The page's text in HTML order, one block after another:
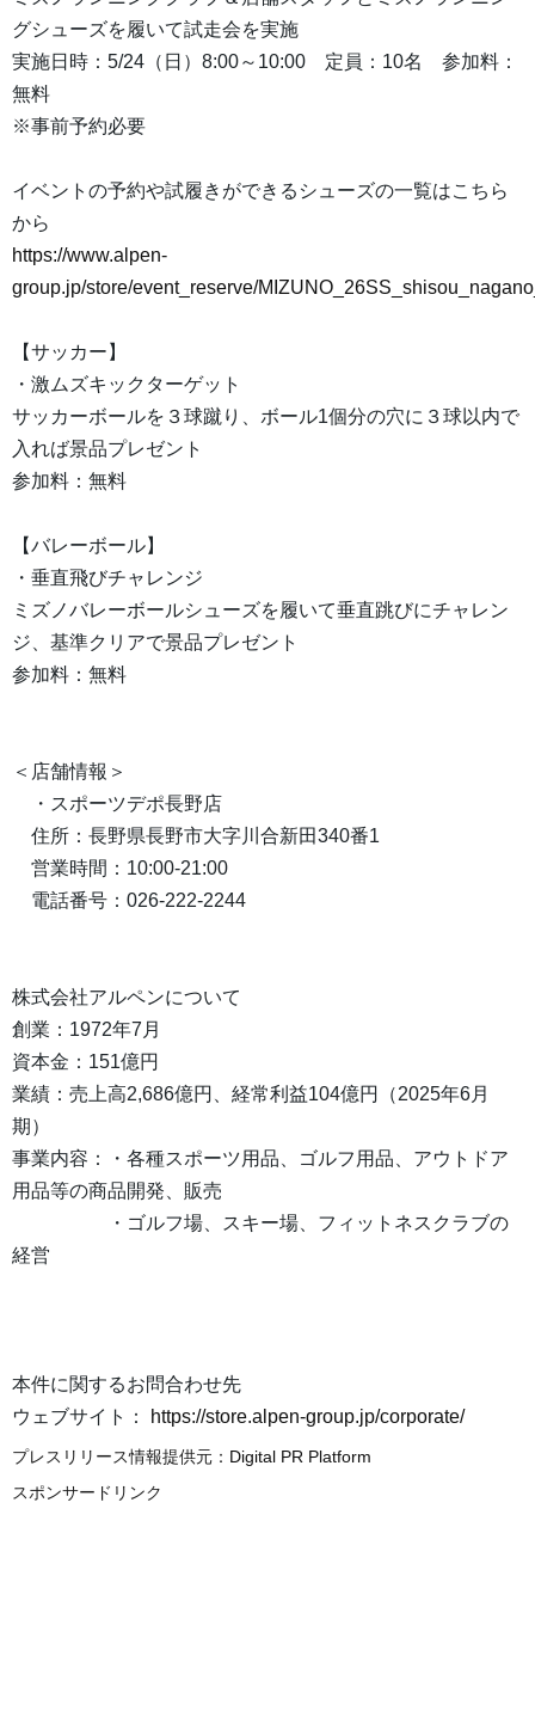
グシューズを履いて試走会を実施
実施日時：5/24（日）8:00～10:00 定員：10名 参加料：
無料
※事前予約必要
イベントの予約や試履きができるシューズの一覧はこちら
から
https://www.alpen-
group.jp/store/event_reserve/
【サッカー】
・激ムズキックターゲット
サッカーボールを３球蹴り、ボール1個分の穴に３球以内で
入れば景品プレゼント
参加料：無料
【バレーボール】
・垂直飛びチャレンジ
ミズノバレーボールシューズを履いて垂直跳びにチャレン
ジ、基準クリアで景品プレゼント
参加料：無料
＜店舗情報＞
・スポーツデポ長野店
住所：長野県長野市大字川合新田340番1
営業時間：10:00-21:00
電話番号：026-222-2244
株式会社アルペンについて
創業：1972年7月
資本金：151億円
業績：売上高2,686億円、経常利益104億円（2025年6月
期）
事業内容：・各種スポーツ用品、ゴルフ用品、アウトドア
用品等の商品開発、販売
・ゴルフ場、スキー場、フィットネスクラブの
経営
本件に関するお問合わせ先
ウェブサイト：
https://store.alpen-group.jp/corporate/
プレスリリース情報提供元： Digital PR Platform
スポンサードリンク